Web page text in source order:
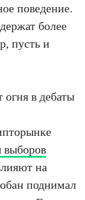
поведение.
более
пусть и
огня в дебаты
выборов
на
поднимал